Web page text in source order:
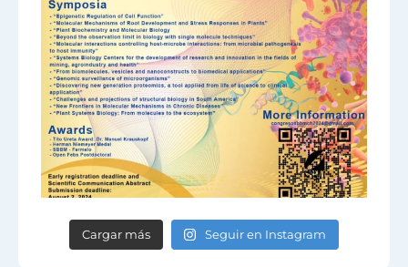
Cargar más Seguir en Instagram